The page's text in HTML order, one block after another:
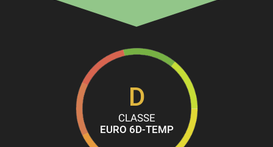
Riconoscimento dei segnali stradali
Schermo multifunzione interamente digitale
Sedile posteriore sdoppiato
Sensore di luce
Sensore di pioggia
Sensori di parcheggio anteriori
Sensori di parcheggio posteriori
D
CLASSE
EURO 6D-TEMP